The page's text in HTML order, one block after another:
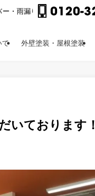
・⾬漏り修理他
て 外壁塗装・屋根塗装
いております！